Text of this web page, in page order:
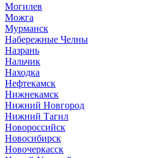
Могилев
Можга
Мурманск
Набережные Челны
Назрань
Нальчик
Находка
Нефтекамск
Нижнекамск
Нижний Новгород
Нижний Тагил
Новороссийск
Новосибирск
Новочеркасск